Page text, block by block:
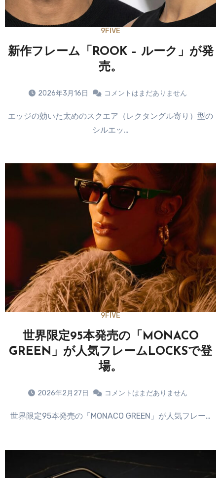
9FIVE
新作フレーム「ROOK – ルーク」が発
売。
2026年3月16日 コメントはまだありません
エッジの効いた太めのスクエア（レクタングル寄り）型の
シルエッ…
9FIVE
世界限定95本発売の「MONACO
GREEN」が人気フレームLOCKSで登
場。
2026年2月27日 コメントはまだありません
世界限定95本発売の「MONACO GREEN」が人気フレー…